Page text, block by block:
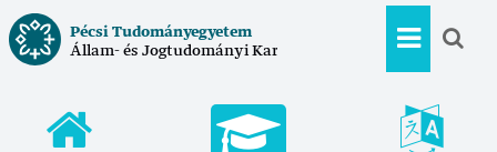
Ugrás
a
tartalomra
Pécsi Tudományegyetem
Állam- és Jogtudományi Kar
menü